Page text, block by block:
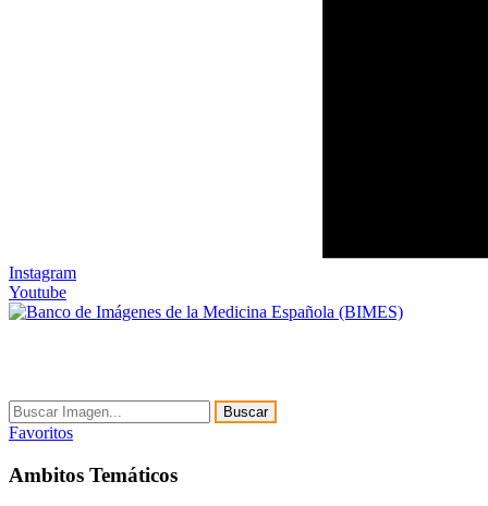
Instagram
Youtube
Buscar
Favoritos
Ambitos Temáticos